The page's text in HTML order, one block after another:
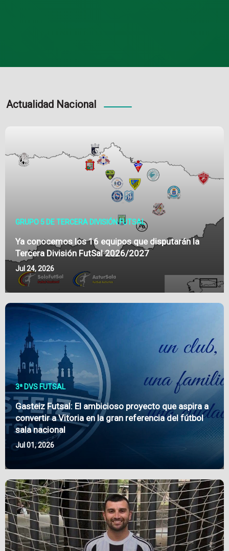
Actualidad Nacional
GRUPO 5 DE TERCERA DIVISIÓN FUTSAL
Ya conocemos los 16 equipos que disputarán la
Tercera División FutSal 2026/2027
Jul 24, 2026
3ª DVS FUTSAL
Gasteiz Futsal: El ambicioso proyecto que aspira a
convertir a Vitoria en la gran referencia del fútbol
sala nacional
Jul 01, 2026